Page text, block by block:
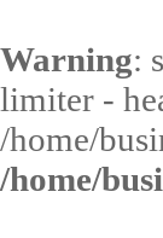
Warning:
limiter -
/home/
/home/